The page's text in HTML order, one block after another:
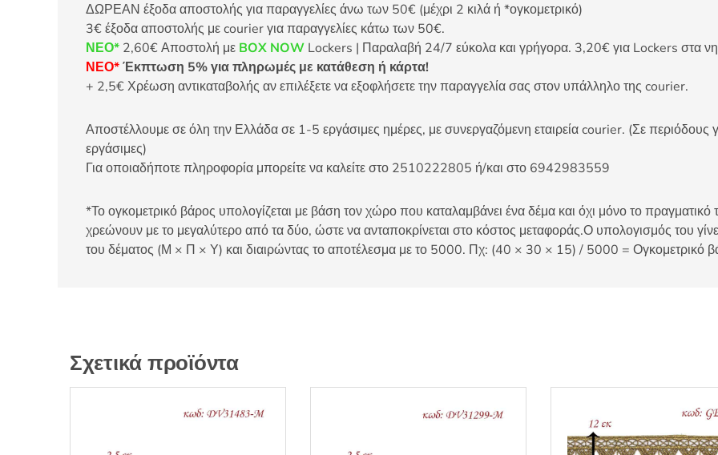
ΔΩΡΕΑΝ έξοδα αποστολής για παραγγελίες άνω των 50€ (μέχρι 2 κιλά ή *ογκομετρικό)
3€ έξοδα αποστολής με courier για παραγγελίες κάτω των 50€.
ΝΕΟ* 2,60€ Αποστολή με BOX NOW Lockers | Παραλαβή 24/7 εύκολα και γρήγορα. 3,20€ για Lockers στα
ΝΕΟ*Έκπτωση 5% για πληρωμές με κατάθεση ή κάρτα!
+ 2,5€ Χρέωση αντικαταβολής αν επιλέξετε να εξοφλήσετε την παραγγελία σας στον υπάλληλο της courier.
Αποστέλλουμε σε όλη την Ελλάδα σε 1-5 εργάσιμες ημέρες, με συνεργαζόμενη εταιρεία courier. (Σε περιόδους
εργάσιμες)
Για οποιαδήποτε πληροφορία μπορείτε να καλείτε στο 2510222805 ή/και στο 6942983559
*Το ογκομετρικό βάρος υπολογίζεται με βάση τον χώρο που καταλαμβάνει ένα δέμα και όχι μόνο το πραγματικό
χρεώνουν με το μεγαλύτερο από τα δύο, ώστε να ανταποκρίνεται στο κόστος μεταφοράς.Ο υπολογισμός του
του δέματος (Μ × Π × Υ) και διαιρώντας το αποτέλεσμα με το 5000. Πχ: (40 × 30 × 15) / 5000 = Ογκομετρικό
Σχετικά προϊόντα